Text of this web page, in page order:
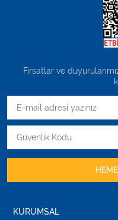
Fırsatlar ve
KURUMSAL